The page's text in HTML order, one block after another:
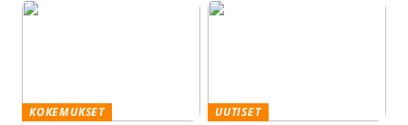
KOKEMUKSET
UUTISET